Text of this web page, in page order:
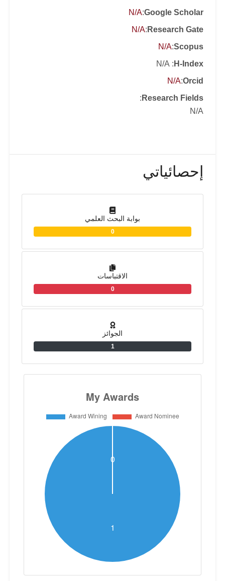
Google Scholar
:
N/A
Research Gate
:
N/A
Scopus
:
N/A
H-Index
: N/A
Orcid
:
N/A
Research Fields
:
N/A
إحصائياتي
بوابة البحث العلمي
0
الاقتباسات
0
الجوائز
1